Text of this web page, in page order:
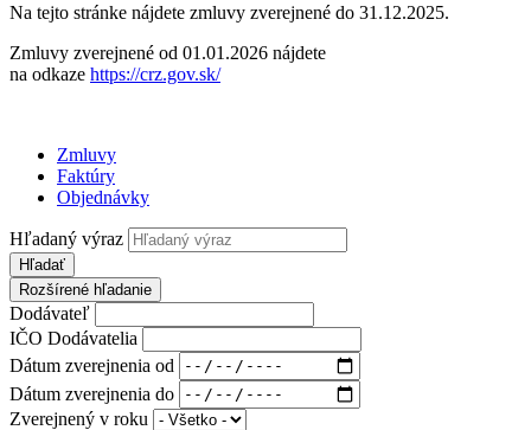
Na tejto stránke nájdete zmluvy zverejnené do 31.12.2025.
Zmluvy zverejnené od 01.01.2026 nájdete
na odkaze https://crz.gov.sk/
Zmluvy
Faktúry
Objednávky
Hľadaný výraz
Hľadať
Rozšírené hľadanie
Dodávateľ
IČO Dodávatelia
Dátum zverejnenia od
Dátum zverejnenia do
Zverejnený v roku